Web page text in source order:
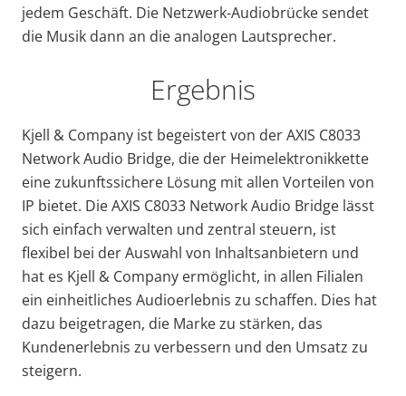
jedem Geschäft. Die Netzwerk-Audiobrücke sendet
die Musik dann an die analogen Lautsprecher.
Ergebnis
Kjell & Company ist begeistert von der AXIS C8033
Network Audio Bridge, die der Heimelektronikkette
eine zukunftssichere Lösung mit allen Vorteilen von
IP bietet. Die AXIS C8033 Network Audio Bridge lässt
sich einfach verwalten und zentral steuern, ist
flexibel bei der Auswahl von Inhaltsanbietern und
hat es Kjell & Company ermöglicht, in allen Filialen
ein einheitliches Audioerlebnis zu schaffen. Dies hat
dazu beigetragen, die Marke zu stärken, das
Kundenerlebnis zu verbessern und den Umsatz zu
steigern.